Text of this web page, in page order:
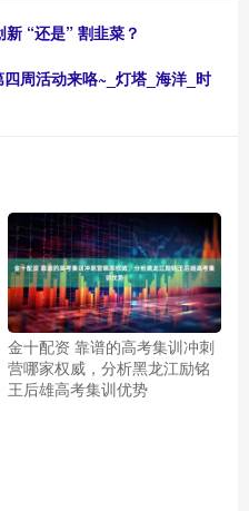
“还是” 割韭菜？
周活动来咯~_灯塔_海洋_时
金十配资 靠谱的高考集训冲刺
营哪家权威，分析黑龙江励铭
王后雄高考集训优势